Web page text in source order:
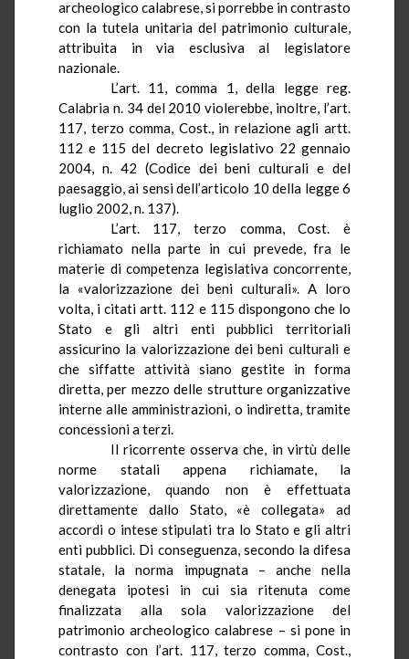
archeologico calabrese, si porrebbe in contrasto
con la tutela unitaria del patrimonio culturale,
attribuita in via esclusiva al legislatore
nazionale.
L’art. 11, comma 1, della legge reg.
Calabria n. 34 del 2010 violerebbe, inoltre, l’art.
117, terzo comma, Cost., in relazione agli artt.
112 e 115 del decreto legislativo 22 gennaio
2004, n. 42 (Codice dei beni culturali e del
paesaggio, ai sensi dell’articolo 10 della legge 6
luglio 2002, n. 137).
L’art. 117, terzo comma, Cost. è
richiamato nella parte in cui prevede, fra le
materie di competenza legislativa concorrente,
la «valorizzazione dei beni culturali». A loro
volta, i citati artt. 112 e 115 dispongono che lo
Stato e gli altri enti pubblici territoriali
assicurino la valorizzazione dei beni culturali e
che siffatte attività siano gestite in forma
diretta, per mezzo delle strutture organizzative
interne alle amministrazioni, o indiretta, tramite
concessioni a terzi.
Il ricorrente osserva che, in virtù delle
norme statali appena richiamate, la
valorizzazione, quando non è effettuata
direttamente dallo Stato, «è collegata» ad
accordi o intese stipulati tra lo Stato e gli altri
enti pubblici. Di conseguenza, secondo la difesa
statale, la norma impugnata – anche nella
denegata ipotesi in cui sia ritenuta come
finalizzata alla sola valorizzazione del
patrimonio archeologico calabrese – si pone in
contrasto con l’art. 117, terzo comma, Cost.,